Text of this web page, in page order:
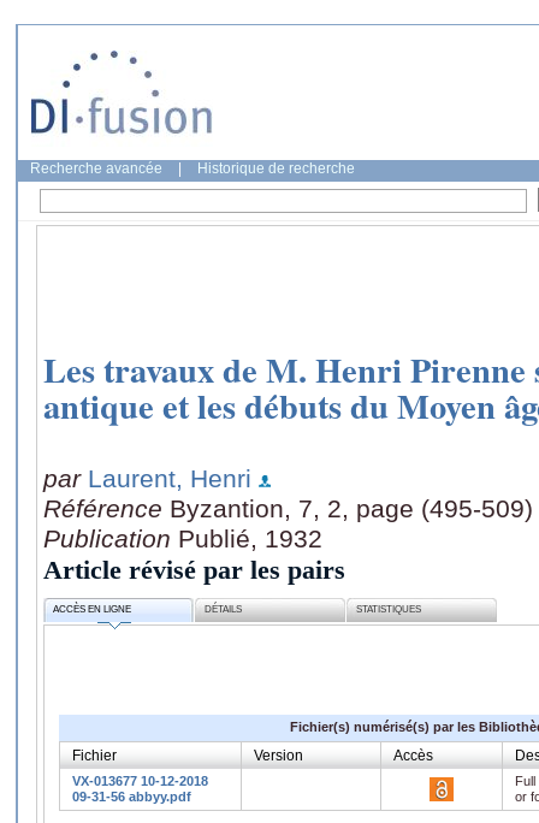
Recherche avancée Historique de recherche
Les travaux de M. Henri
antique et les débuts du Moyen
par Laurent, Henri
Référence Byzantion, 7, 2, page (495-509)
Publication Publié, 1932
Article révisé par les pairs
ACCÈS EN LIGNE DÉTAILS STATISTIQUES
Fichier(s) numérisé(s) par les
Fichier Version Accès
VX-013677 10-12-2018
09-31-56 abbyy.pdf
or